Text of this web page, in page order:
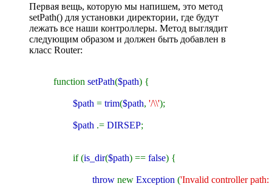
Первая вещь, которую мы напишем, это метод
setPath() для установки директории, где будут
лежать все наши контроллеры. Метод выглядит
следующим образом и должен быть добавлен в
класс Router:
function setPath($path) {
$path = trim($path, '/\\');
$path .= DIRSEP;
if (is_dir($path) == false) {
throw new Exception ('Invalid controller